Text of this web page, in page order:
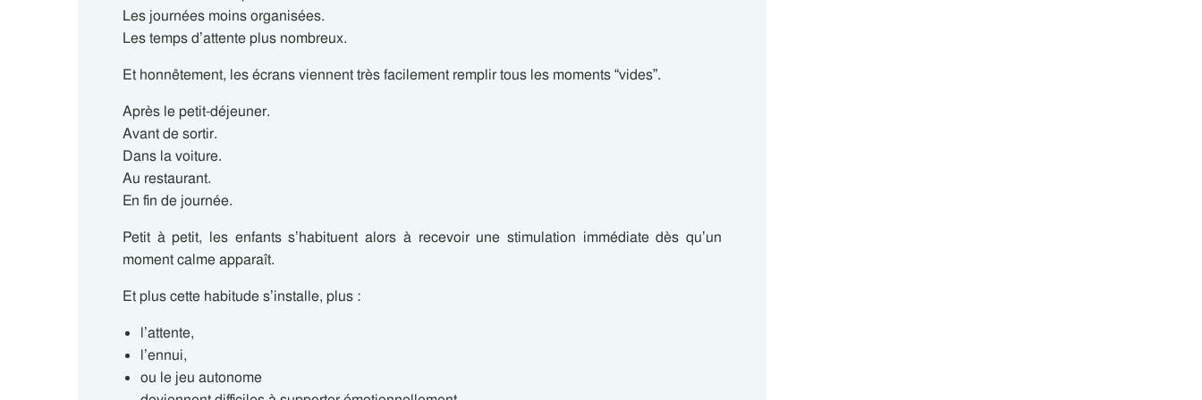
Les journées moins organisées.
Les temps d’attente plus nombreux.
Et honnêtement, les écrans viennent très facilement remplir tous les moments “vides”.
Après le petit-déjeuner.
Avant de sortir.
Dans la voiture.
Au restaurant.
En fin de journée.
Petit à petit, les enfants s’habituent alors à recevoir une stimulation immédiate dès qu’un
moment calme apparaît.
Et plus cette habitude s’installe, plus :
l’attente,
l’ennui,
ou le jeu autonome